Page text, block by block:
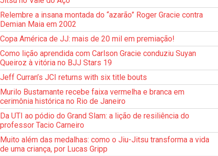
Relembre a insana montada do “azarão” Roger Gracie contra
Demian Maia em 2002
Copa América de JJ: mais de 20 mil em premiação!
Como lição aprendida com Carlson Gracie conduziu Suyan
Queiroz à vitória no BJJ Stars 19
Jeff Curran’s JCI returns with six title bouts
Murilo Bustamante recebe faixa vermelha e branca em
cerimônia histórica no Rio de Janeiro
Da UTI ao pódio do Grand Slam: a lição de resiliência do
professor Tacio Carneiro
Muito além das medalhas: como o Jiu-Jitsu transforma a vida
de uma criança, por Lucas Gripp